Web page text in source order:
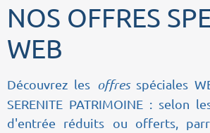
NOS OFFRES
WEB
Découvrez les offresspéciales
SERENITE PATRIMOINE : selon
d'entrée réduits ou offerts,